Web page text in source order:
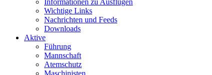
Informationen zu Ausflügen
Wichtige Links
Nachrichten und Feeds
Downloads
Aktive
Führung
Mannschaft
Atemschutz
Maschinisten